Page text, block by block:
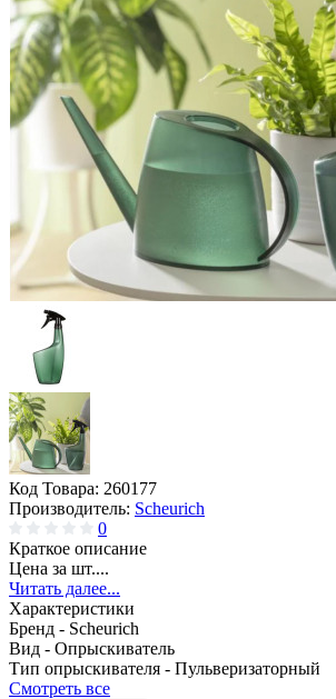
Код Товара: 260177
Производитель: Scheurich
0
Краткое описание
Цена за шт....
Читать далее...
Характеристики
Бренд - Scheurich
Вид - Опрыскиватель
Тип опрыскивателя - Пульверизаторный
Смотреть все